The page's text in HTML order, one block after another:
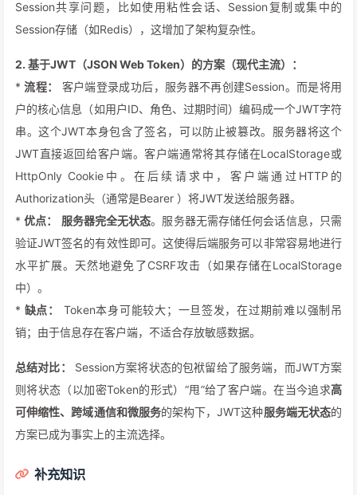
Session共享问题，比如使用粘性会话、Session复制或集中的
Session存储（如Redis），这增加了架构复杂性。
2. 基于JWT（JSON Web Token）的方案（现代主流）：
*流程：
客户端登录成功后，服务器不再创建Session。而是将用
户的核心信息（如用户ID、角色、过期时间）编码成一个JWT字符
串。这个JWT本身包含了签名，可以防止被篡改。服务器将这个
JWT直接返回给客户端。客户端通常将其存储在LocalStorage或
HttpOnly Cookie中。在后续请求中，客户端通过HTTP的
Authorization头（通常是Bearer ）将JWT发送给服务器。
*优点： 服务器完全无状态。服务器无需存储任何会话信息，只需
验证JWT签名的有效性即可。这使得后端服务可以非常容易地进行
水平扩展。天然地避免了CSRF攻击（如果存储在LocalStorage
中）。
* 缺点：
Token本身可能较大；一旦签发，在过期前难以强制吊
销；由于信息存在客户端，不适合存放敏感数据。
总结对比：
Session方案将状态的包袱留给了服务端，而JWT方案
则将状态（以加密Token的形式）“甩”给了客户端。在当今追求高
可伸缩性、跨域通信和微服务的架构下，JWT这种服务端无状态的
方案已成为事实上的主流选择。
补充知识